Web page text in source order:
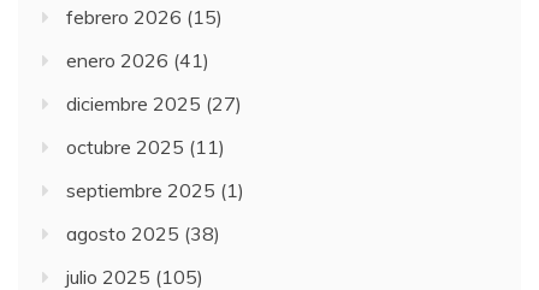
febrero 2026 (15)
enero 2026 (41)
diciembre 2025 (27)
octubre 2025 (11)
septiembre 2025 (1)
agosto 2025 (38)
julio 2025 (105)